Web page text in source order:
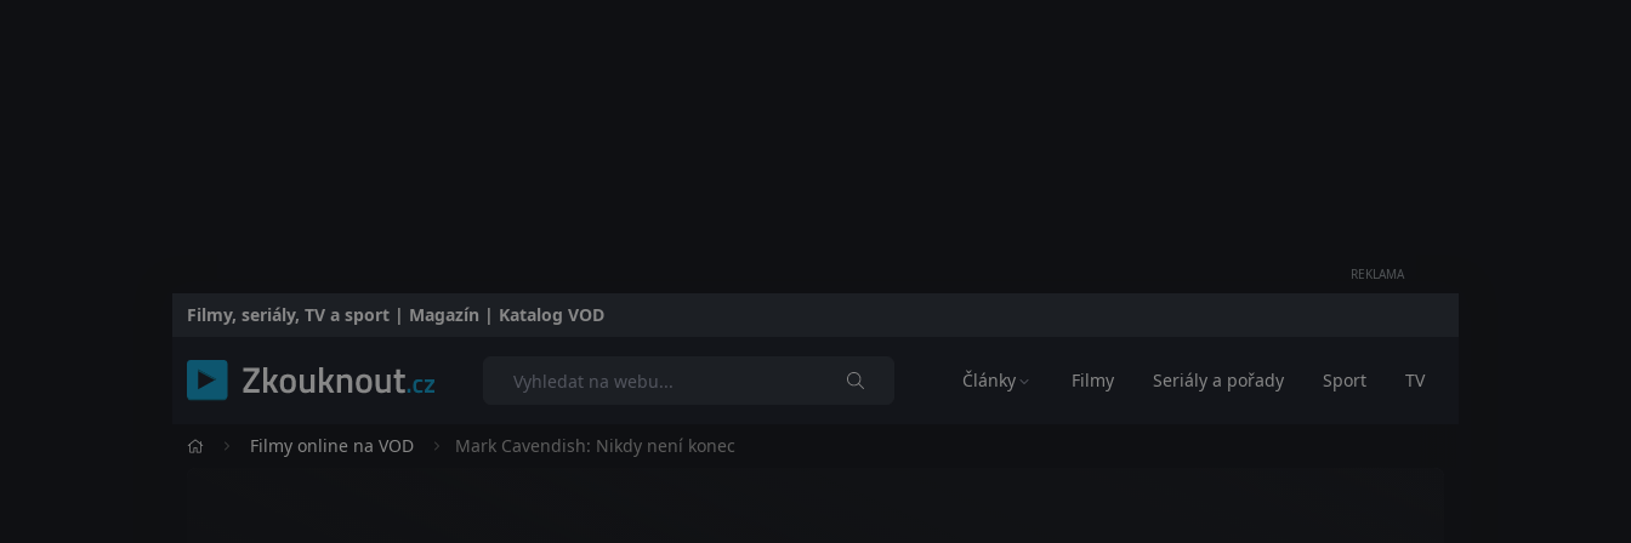
REKLAMA
Filmy, seriály, TV a sport | Magazín | Katalog VOD
Články Filmy Seriály a pořady Sport TV
Filmy online na VOD Mark Cavendish: Nikdy není konec